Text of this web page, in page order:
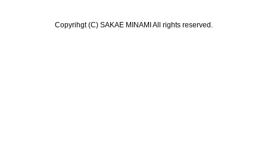
Copyrihgt (C) SAKAE MINAMI All rights reserved.